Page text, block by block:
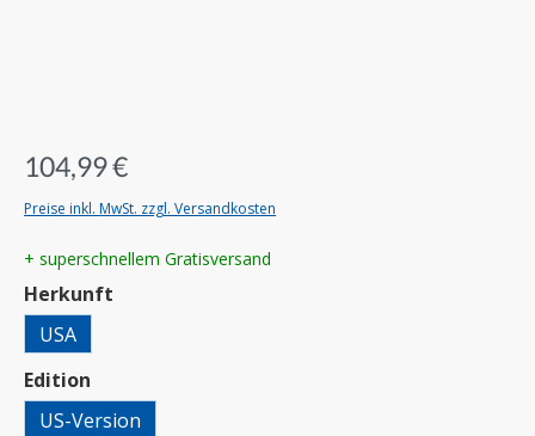
104,99 €
Preise inkl. MwSt. zzgl. Versandkosten
+ superschnellem Gratisversand
Herkunft
USA
Edition
US-Version